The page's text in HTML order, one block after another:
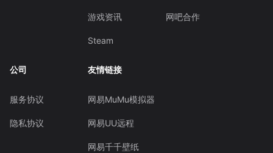
游戏资讯
Steam
网吧合作
公司
服务协议
隐私协议
友情链接
网易MuMu模拟器
网易UU远程
网易千千壁纸